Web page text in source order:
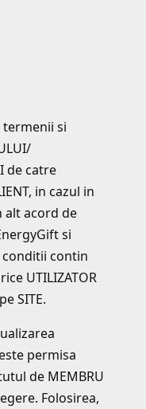
termenii si
de catre
in cazul in
alt acord de
si
conditii contin
UTILIZATOR
SITE.
permisa
de MEMBRU
Folosirea,